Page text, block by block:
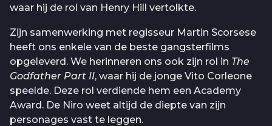
waar hij de rol van Henry Hill vertolkte.
Zijn samenwerking met regisseur Martin Scorsese
heeft ons enkele van de beste gangsterfilms
opgeleverd. We herinneren ons ook zijn rol in The
Godfather Part II, waar hij de jonge Vito Corleone
speelde. Deze rol verdiende hem een Academy
Award. De Niro weet altijd de diepte van zijn
personages vast te leggen.